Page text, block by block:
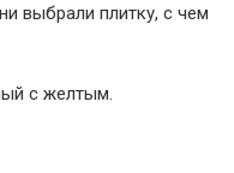
выбрали плитку, с чем
с желтым.